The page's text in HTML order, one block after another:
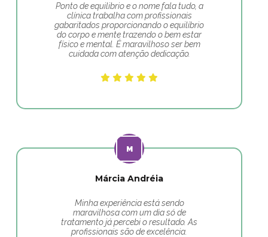
Ponto de equilibrio e o nome fala tudo, a
clínica trabalha com profissionais
gabaritados proporcionando o equilíbrio
do corpo e mente trazendo o bem estar
físico e mental. É maravilhoso ser bem
cuidada com atenção dedicação.
Márcia Andréia
Minha experiência está sendo
maravilhosa com um dia só de
tratamento já percebi o resultado. As
profissionais são de excelência.